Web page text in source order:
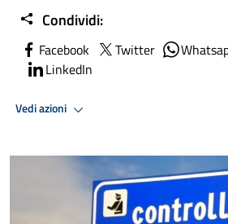
Condividi:
Facebook Twitter
LinkedIn
Vedi azioni